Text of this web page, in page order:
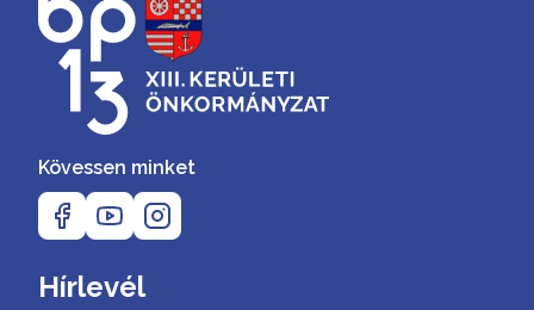
Kövessen minket
Hírlevél